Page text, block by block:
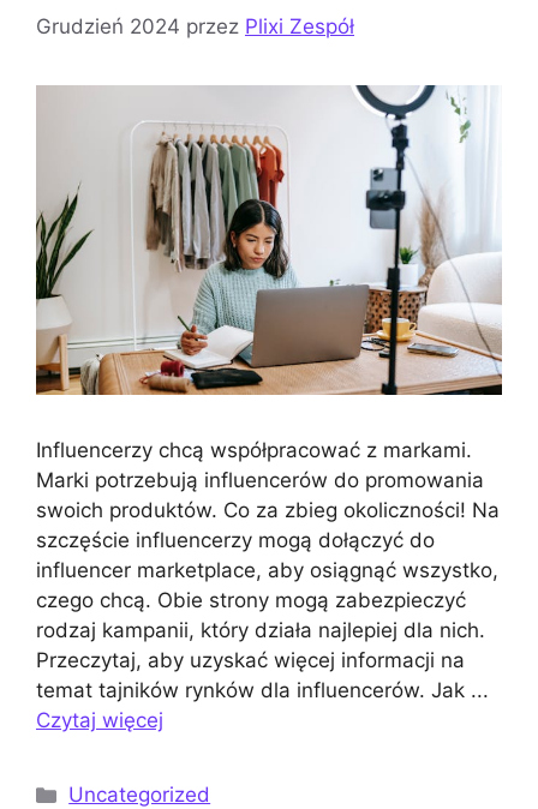
Grudzień 2024 przez Plixi Zespół
Influencerzy chcą współpracować z markami.
Marki potrzebują influencerów do promowania
swoich produktów. Co za zbieg okoliczności! Na
szczęście influencerzy mogą dołączyć do
influencer marketplace, aby osiągnąć wszystko,
czego chcą. Obie strony mogą zabezpieczyć
rodzaj kampanii, który działa najlepiej dla nich.
Przeczytaj, aby uzyskać więcej informacji na
temat tajników rynków dla influencerów. Jak ...
Czytaj więcej
Kategorie
Uncategorized